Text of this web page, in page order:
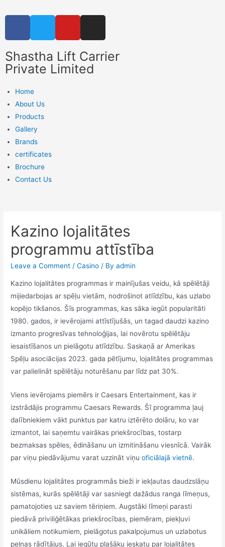
Shastha Lift Carrier
Private Limited
Home
About Us
Products
Gallery
Brands
certificates
Brochure
Contact Us
Kazino lojalitātes
programmu attīstība
Leave a Comment /Casino / Byadmin
Kazino lojalitātes programmas ir mainījušas veidu, kā spēlētāji
mijiedarbojas ar spēļu vietām, nodrošinot atlīdzību, kas uzlabo
kopējo tikšanos. Šīs programmas, kas sāka iegūt popularitāti
1980. gados, ir ievērojami attīstījušās, un tagad daudzi kazino
izmanto progresīvas tehnoloģijas, lai novērotu spēlētāju
iesaistīšanos un pielāgotu atlīdzību. Saskaņā ar Amerikas
Spēļu asociācijas 2023. gada pētījumu, lojalitātes programmas
var palielināt spēlētāju noturēšanu par līdz pat 30%.
Viens ievērojams piemērs ir Caesars Entertainment, kas ir
izstrādājis programmu Caesars Rewards. Šī programma ļauj
dalībniekiem vākt punktus par katru iztērēto dolāru, ko var
izmantot, lai saņemtu vairākas priekšrocības, tostarp
bezmaksas spēles, ēdināšanu un izmitināšanu viesnīcā. Vairāk
par viņu piedāvājumu varat uzzināt viņuoficiālajā vietnē.
Mūsdienu lojalitātes programmās bieži ir iekļautas daudzslāņu
sistēmas, kurās spēlētāji var sasniegt dažādus ranga līmeņus,
pamatojoties uz saviem tēriņiem. Augstāki līmeņi parasti
piedāvā priviliģētākas priekšrocības, piemēram, piekļuvi
unikāliem notikumiem, pielāgotus pakalpojumus un uzlabotus
peļņas rādītājus. Lai iegūtu plašāku ieskatu par lojalitātes